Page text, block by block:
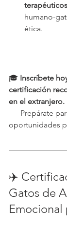
terapéuticos
humano-
ética.
🎓 Inscríbete
certificación
en el extranjero.
oportunidades
✈️
Gatos de
Emocional